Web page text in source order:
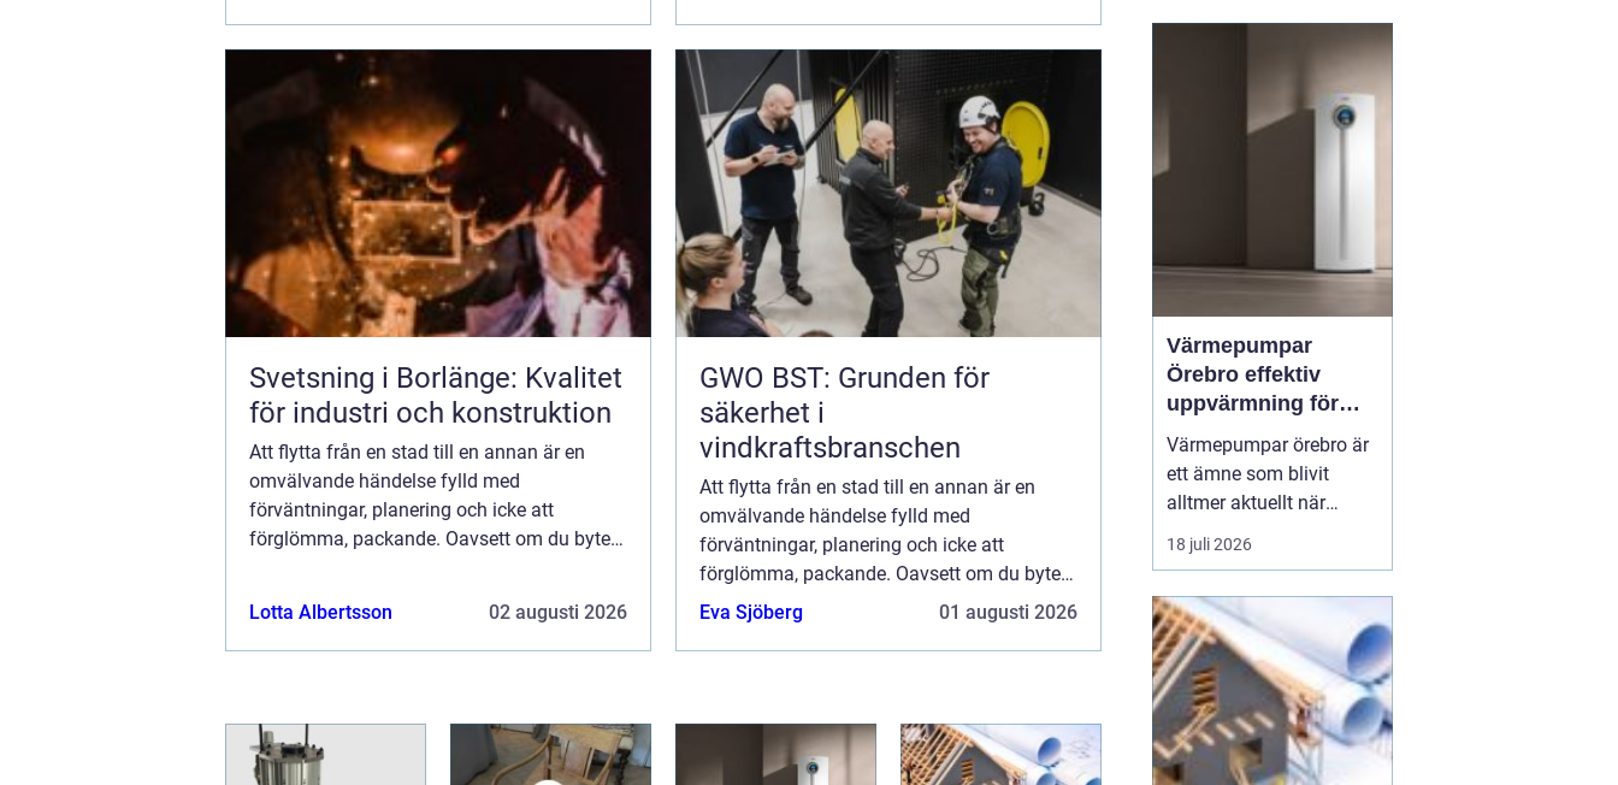
Svetsning i Borlänge: Kvalitet
för industri och konstruktion
Att flytta från en stad till en annan är en
omvälvande händelse fylld med
förväntningar, planering och icke att
förglömma, packande. Oavsett om du byter
Lotta Albertsson
02 augusti 2026
GWO BST: Grunden för
säkerhet i
vindkraftsbranschen
Att flytta från en stad till en annan är en
omvälvande händelse fylld med
förväntningar, planering och icke att
förglömma, packande. Oavsett om du byter
städer av karriärsjäl, för kärl...
Eva Sjöberg 01 augusti 2026
möbelrenovering istället
för nyköp. Resultatet blir
ofta både mer personligt,
Värmepumpar
Örebro effektiv
uppvärmning för
hus och fastigheter
Värmepumpar örebro är
ett ämne som blivit
alltmer aktuellt när
energipriser stiger och
fler vill sänka sina
samtidigt som
klimatpåverkan minskar.
Många villaägare och
fastighetsägare i
regionen tittar på hur de
kan byta från direktver...
18 juli 2026